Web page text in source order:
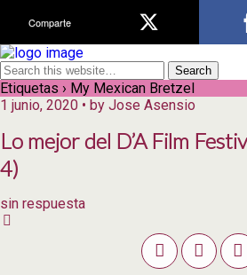
Etiquetas › My Mexican Bretzel
1 junio, 2020 • by Jose Asensio
Lo mejor del D’A Film
4)
sin respuesta
Comparte